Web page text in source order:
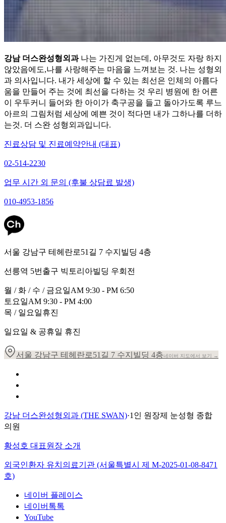
강남 더스완성형외과 나는 가진게 없는데, 아무것도 자랑 하지
않았음에도,나를 사랑해주는 마음을 느껴보는 것. 나는 성형외
과 의사입니다. 내가 세상에 할 수 있는 최선은 인체의 아름다
움을 만들어 주는 것에 최선을 다하는 것 우리 병원에 한 어른
이 우두커니 들어와 한 아이가 축구공을 들고 돌아가도록 루느
아르의 그림처럼 세상에 예쁜 것이 적다면 내가 그하나를 더하
는것. 더 스완 성형외과입니다.
진료상담 및 진료예약안내 (대표)
02-514-2230
업무 시간 외 문의 (후불 상담료 발생)
010-4953-1856
서울 강남구 테헤란로51길 7 수지빌딩 4층
선릉역 5번출구 빅토리아빌딩 우회전
월 / 화 / 수 / 금요일AM 9:30 - PM 6:50
토요일AM 9:30 - PM 4:00
목 / 일요일휴진
일요일 & 공휴일 휴진
서울 강남구 테헤란로51길 7 수지빌딩 4층네이버 지도에서 보기 →
강남 더스완성형외과 (THE SWAN)·1인 원장제 눈성형 종합
의원
황성호 대표원장 소개
외국인환자 유치의료기관 (서울특별시 제 M-2025-01-08-8471
호)
네이버 플레이스
네이버톡톡
YouTube